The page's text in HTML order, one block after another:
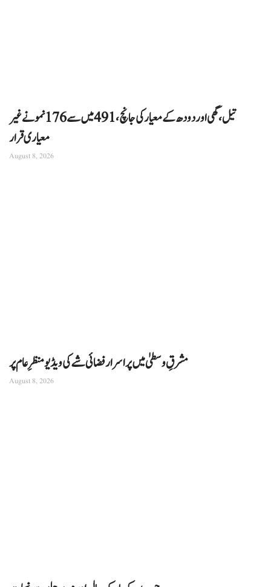
تیل، گھی اور دودھ کے معیار کی جانچ، 491 میں سے 176 نمونے غیر
معیاری قرار
August 8, 2026
مشرقِ وسطیٰ میں پراسرار فضائی شے کی ویڈیو منظرِ عام پر
August 8, 2026